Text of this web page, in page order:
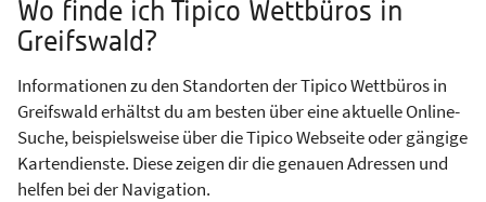
Wo finde ich Tipico Wettbüros in
Greifswald?
Informationen zu den Standorten der Tipico Wettbüros in
Greifswald erhältst du am besten über eine aktuelle Online-
Suche, beispielsweise über die Tipico Webseite oder gängige
Kartendienste. Diese zeigen dir die genauen Adressen und
helfen bei der Navigation.